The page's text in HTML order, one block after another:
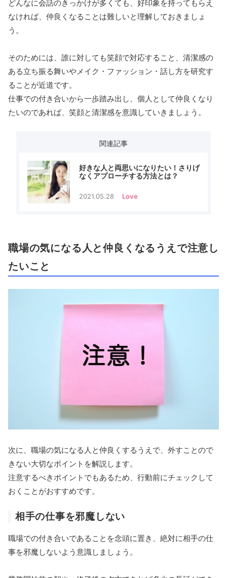
どんなに会話のきっかけが多くても、好印象を持ってもらえ
なければ、仲良くなることは難しいと理解しておきましょ
う。
そのためには、誰に対しても笑顔で対応すること、清潔感の
ある立ち振る舞いやメイク・ファッション・話し方を研究す
ることが近道です。
仕事での付き合いから一歩踏み出し、個人として仲良くなり
たいのであれば、笑顔と清潔感を意識していきましょう。
関連記事
好きな人と両思いになりたい！さりげ
なくアプローチする方法とは？
2021.05.28 Love
職場の気になる人と仲良くなるうえで注意し
たいこと
次に、職場の気になる人と仲良くするうえで、外すことので
きない大切なポイントを解説します。
注意するべきポイントでもあるため、行動前にチェックして
おくことがおすすめです。
相手の仕事を邪魔しない
職場での付き合いであることを念頭に置き、絶対に相手の仕
事を邪魔しないよう意識しましょう。